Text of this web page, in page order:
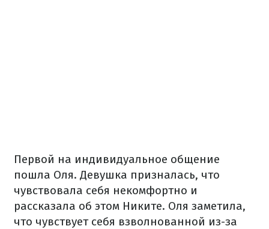
Первой на индивидуальное общение
пошла Оля. Девушка призналась, что
чувствовала себя некомфортно и
рассказала об этом Никите. Оля заметила,
что чувствует себя взволнованной из-за